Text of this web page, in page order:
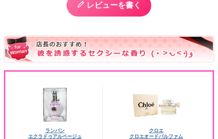
レビューを書く
ランバン
エクラドゥアルページュ
クロエ
クロエオードパルファム